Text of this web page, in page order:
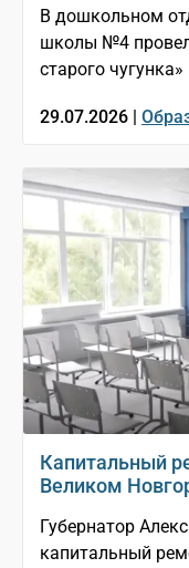
В дошкольном
школы №4
старого чугунка»
29.07.2026 |
Капитальный
Великом
Губернатор
капитальный